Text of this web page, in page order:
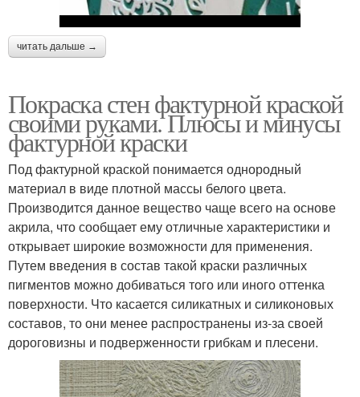
читать дальше →
Покраска стен фактурной краской
своими руками. Плюсы и минусы
фактурной краски
Под фактурной краской понимается однородный
материал в виде плотной массы белого цвета.
Производится данное вещество чаще всего на основе
акрила, что сообщает ему отличные характеристики и
открывает широкие возможности для применения.
Путем введения в состав такой краски различных
пигментов можно добиваться того или иного оттенка
поверхности. Что касается силикатных и силиконовых
составов, то они менее распространены из-за своей
дороговизны и подверженности грибкам и плесени.